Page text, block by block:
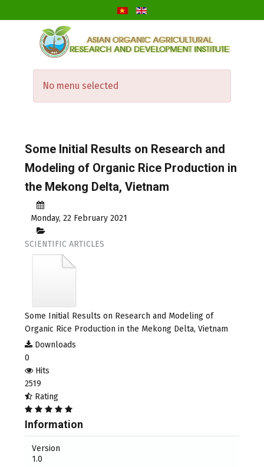
No menu selected
Some Initial Results on Research and
Modeling of Organic Rice Production in
the Mekong Delta, Vietnam
Monday, 22 February 2021
SCIENTIFIC ARTICLES
Some Initial Results on Research and Modeling of
Organic Rice Production in the Mekong Delta, Vietnam
Downloads
0
Hits
2519
Rating
Information
Version
1.0